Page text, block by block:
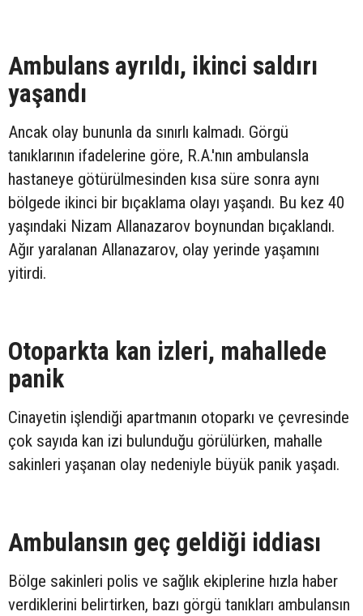
Ambulans ayrıldı, ikinci saldırı
yaşandı
Ancak olay bununla da sınırlı kalmadı. Görgü
tanıklarının ifadelerine göre, R.A.'nın ambulansla
hastaneye götürülmesinden kısa süre sonra aynı
bölgede ikinci bir bıçaklama olayı yaşandı. Bu kez 40
yaşındaki Nizam Allanazarov boynundan bıçaklandı.
Ağır yaralanan Allanazarov, olay yerinde yaşamını
yitirdi.
Otoparkta kan izleri, mahallede
panik
Cinayetin işlendiği apartmanın otoparkı ve çevresinde
çok sayıda kan izi bulunduğu görülürken, mahalle
sakinleri yaşanan olay nedeniyle büyük panik yaşadı.
Ambulansın geç geldiği iddiası
Bölge sakinleri polis ve sağlık ekiplerine hızla haber
verdiklerini belirtirken, bazı görgü tanıkları ambulansın